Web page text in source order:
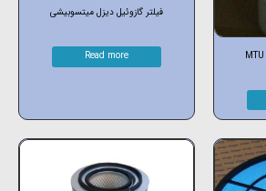
فیلتر گازوئیل دیزل میتسوبیشی
Read more